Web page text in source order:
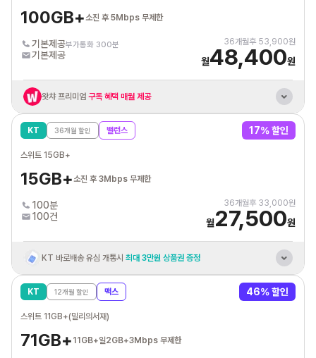
100GB+소진 후 5Mbps 무제한
기본제공부가통화 300분
기본제공
36개월후 53,900원
월48,400원
왓챠 프리미엄 구독 혜택 매월 제공
혼자 결합 해도추가데이터 평생 20GB 제공
KT 36개월 할인 밸런스 17% 할인
스위트 15GB+
15GB+소진 후 3Mbps 무제한
100분
100건
36개월후 33,000원
월27,500원
KT 바로배송 유심 개통시 최대 3만원 상품권 증정
KT 인터넷/IPTV결합시 휴대폰 요금할인
KT 12개월 할인 맥스 46% 할인
스위트 11GB+(밀리의서재)
71GB+ 11GB+일2GB+3Mbps 무제한